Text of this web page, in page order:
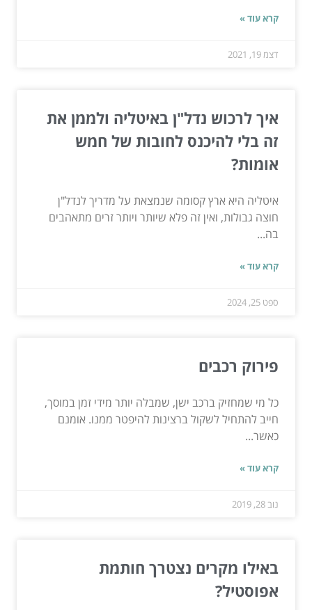
קרא עוד »
דצמ 19, 2021
איך לרכוש נדל"ן באיטליה ולממן את
זה בלי להיכנס לחובות של חמש
אומות?
איטליה היא ארץ קסומה שנמצאת על מדריך לנדל"ן
חוצה גבולות, ואין זה פלא שיותר ויותר זרים מתאהבים
בה...
קרא עוד »
ספט 25, 2024
פירוק רכבים
כל מי שמחזיק ברכב ישן, שמבלה יותר מידי זמן במוסך,
חייב להתחיל לשקול ברצינות להיפטר ממנו. אומנם
כאשר...
קרא עוד »
נוב 28, 2019
באילו מקרים נצטרך חותמת
אפוסטיל?